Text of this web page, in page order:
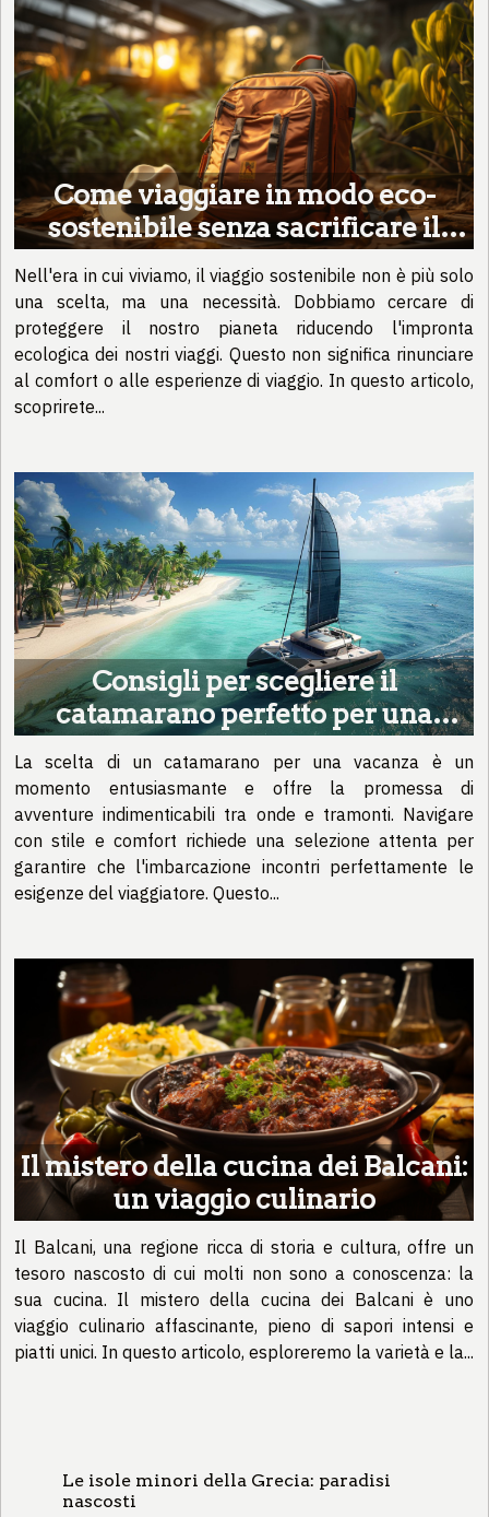
Come viaggiare in modo eco-
sostenibile senza sacrificare il
comfort
Nell'era in cui viviamo, il viaggio sostenibile non è più solo
una scelta, ma una necessità. Dobbiamo cercare di
proteggere il nostro pianeta riducendo l'impronta
ecologica dei nostri viaggi. Questo non significa rinunciare
al comfort o alle esperienze di viaggio. In questo articolo,
scoprirete...
Consigli per scegliere il
catamarano perfetto per una
vacanza
La scelta di un catamarano per una vacanza è un
momento entusiasmante e offre la promessa di
avventure indimenticabili tra onde e tramonti. Navigare
con stile e comfort richiede una selezione attenta per
garantire che l'imbarcazione incontri perfettamente le
esigenze del viaggiatore. Questo...
Il mistero della cucina dei Balcani:
un viaggio culinario
Il Balcani, una regione ricca di storia e cultura, offre un
tesoro nascosto di cui molti non sono a conoscenza: la
sua cucina. Il mistero della cucina dei Balcani è uno
viaggio culinario affascinante, pieno di sapori intensi e
piatti unici. In questo articolo, esploreremo la varietà e la...
Le isole minori della Grecia: paradisi
nascosti